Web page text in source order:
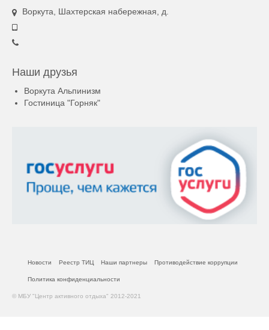
Воркута, Шахтерская набережная, д.
Наши друзья
Воркута Альпинизм
Гостиница "Горняк"
Новости Реестр ТИЦ Наши партнеры Противодействие коррупции
Политика конфиденциальности
© МБУ "Центр активного отдыха" 2012-2021